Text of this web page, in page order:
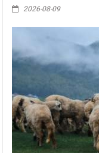
2026-08-09